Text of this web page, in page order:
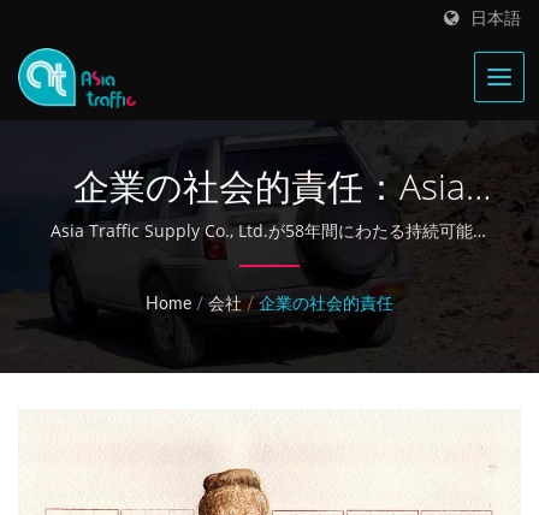
日本語
企業の社会的責任：Asia
Trafficの台湾と環境へのコ
ミットメント
Asia Traffic Supply Co., Ltd.が58年間にわたる持続可能な
台湾製自動車の優れた品質と環境保護を通じて、どのよう
に企業の社会的責任を果たしているかを発見してくださ
い。
Home / 会社 / 企業の社会的責任